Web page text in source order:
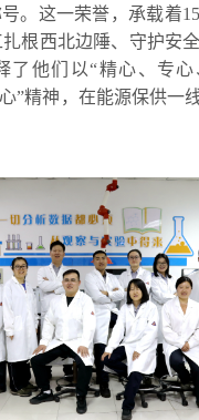
。这一荣誉，承载着
根西北边陲、守护安
了他们以“精心、专
”精神，在能源保供一